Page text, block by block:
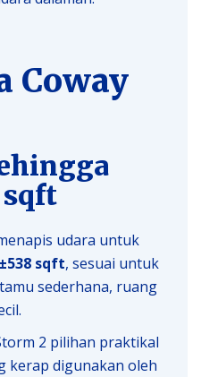
Coway
sqft
udara untuk
sqft, sesuai untuk
sederhana, ruang
2 pilihan praktikal
kerap digunakan oleh